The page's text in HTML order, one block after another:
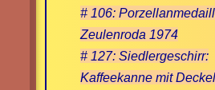
# 106:
Zeulenroda 1974
# 127: Siedlergeschirr:
Kaffeekanne mit